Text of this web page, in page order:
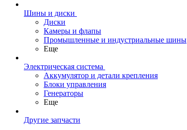
Шины и диски
Диски
Камеры и флапы
Промышленные и индустриальные шины
Еще
Электрическая система
Аккумулятор и детали крепления
Блоки управления
Генераторы
Еще
Другие запчасти